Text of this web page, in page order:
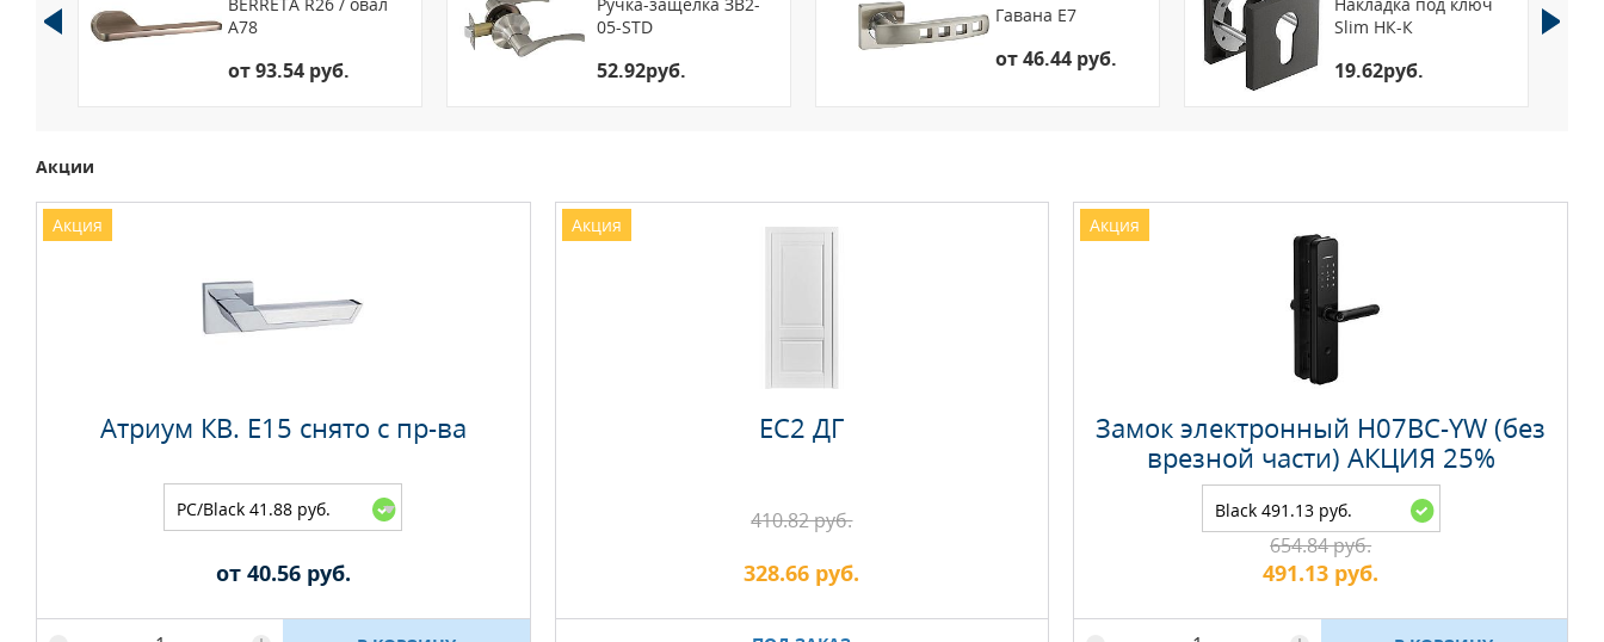
А78
от 93.54 руб.
05-STD
52.92руб.
Гавана E7
от 46.44 руб.
Slim НК-К
19.62руб.
Акции
Акция
Атриум КВ. E15 снято с пр-ва
PC/Black 41.88 руб.
от 40.56 руб.
Акция
EC2 ДГ
410.82 руб.
328.66 руб.
Акция
Замок электронный H07BC-YW (без
врезной части) АКЦИЯ 25%
Black 491.13 руб.
654.84 руб.
491.13 руб.